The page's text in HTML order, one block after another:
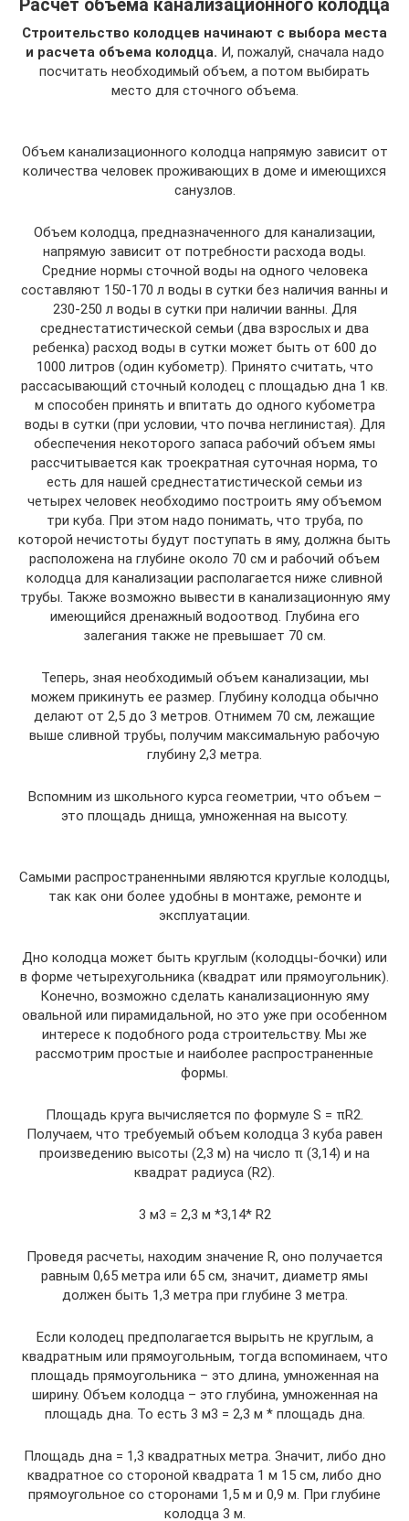
Расчет объема канализационного колодца
Строительство колодцев начинают с выбора места
и расчета объема колодца. И, пожалуй, сначала надо
посчитать необходимый объем, а потом выбирать
место для сточного объема.
Объем канализационного колодца напрямую зависит от
количества человек проживающих в доме и имеющихся
санузлов.
Объем колодца, предназначенного для канализации,
напрямую зависит от потребности расхода воды.
Средние нормы сточной воды на одного человека
составляют 150-170 л воды в сутки без наличия ванны и
230-250 л воды в сутки при наличии ванны. Для
среднестатистической семьи (два взрослых и два
ребенка) расход воды в сутки может быть от 600 до
1000 литров (один кубометр). Принято считать, что
рассасывающий сточный колодец с площадью дна 1 кв.
м способен принять и впитать до одного кубометра
воды в сутки (при условии, что почва неглинистая). Для
обеспечения некоторого запаса рабочий объем ямы
рассчитывается как троекратная суточная норма, то
есть для нашей среднестатистической семьи из
четырех человек необходимо построить яму объемом
три куба. При этом надо понимать, что труба, по
которой нечистоты будут поступать в яму, должна быть
расположена на глубине около 70 см и рабочий объем
колодца для канализации располагается ниже сливной
трубы. Также возможно вывести в канализационную яму
имеющийся дренажный водоотвод. Глубина его
залегания также не превышает 70 см.
Теперь, зная необходимый объем канализации, мы
можем прикинуть ее размер. Глубину колодца обычно
делают от 2,5 до 3 метров. Отнимем 70 см, лежащие
выше сливной трубы, получим максимальную рабочую
глубину 2,3 метра.
Вспомним из школьного курса геометрии, что объем –
это площадь днища, умноженная на высоту.
Самыми распространенными являются круглые колодцы,
так как они более удобны в монтаже, ремонте и
эксплуатации.
Дно колодца может быть круглым (колодцы-бочки) или
в форме четырехугольника (квадрат или прямоугольник).
Конечно, возможно сделать канализационную яму
овальной или пирамидальной, но это уже при особенном
интересе к подобного рода строительству. Мы же
рассмотрим простые и наиболее распространенные
формы.
Площадь круга вычисляется по формуле S = πR2.
Получаем, что требуемый объем колодца 3 куба равен
произведению высоты (2,3 м) на число π (3,14) и на
квадрат радиуса (R2).
3 м3 = 2,3 м *3,14* R2
Проведя расчеты, находим значение R, оно получается
равным 0,65 метра или 65 см, значит, диаметр ямы
должен быть 1,3 метра при глубине 3 метра.
Если колодец предполагается вырыть не круглым, а
квадратным или прямоугольным, тогда вспоминаем, что
площадь прямоугольника – это длина, умноженная на
ширину. Объем колодца – это глубина, умноженная на
площадь дна. То есть 3 м3 = 2,3 м * площадь дна.
Площадь дна = 1,3 квадратных метра. Значит, либо дно
квадратное со стороной квадрата 1 м 15 см, либо дно
прямоугольное со сторонами 1,5 м и 0,9 м. При глубине
колодца 3 м.